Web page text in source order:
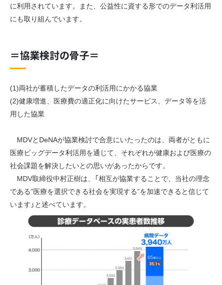
に利用されています。また、公益性に資する形でのデータ利活用
にも取り組んでいます。
＝協業検討の骨子＝
(1)両社が蓄積したデータの利活用にかかる協業
(2)健康増進、医療費の適正化に向けたサービス、データ等を活
用した協業
MDVとDeNAが協業検討で合意にいたったのは、両者がともに
医療ビッグデータ利活用を通じて、それぞれが健康および医療の
社会課題を解決したいとの思いがあったからです。
MDV取締役中村正樹は、「相互が協業することで、当社の理念
である”医療を選択できる社会を実現する”を加速できると信じて
います」と述べています。